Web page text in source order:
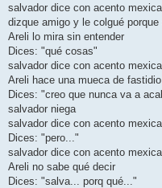
salvador dice con acento
dizque amigo y le colgué
Areli lo mira sin entender
Dices: "qué cosas"
salvador dice con acento
Areli hace una mueca de fastidio
Dices: "creo que nunca va a
salvador niega
salvador dice con acento
Dices: "pero..."
salvador dice con acento
Areli no sabe qué decir
Dices: "salva... porq qué..."